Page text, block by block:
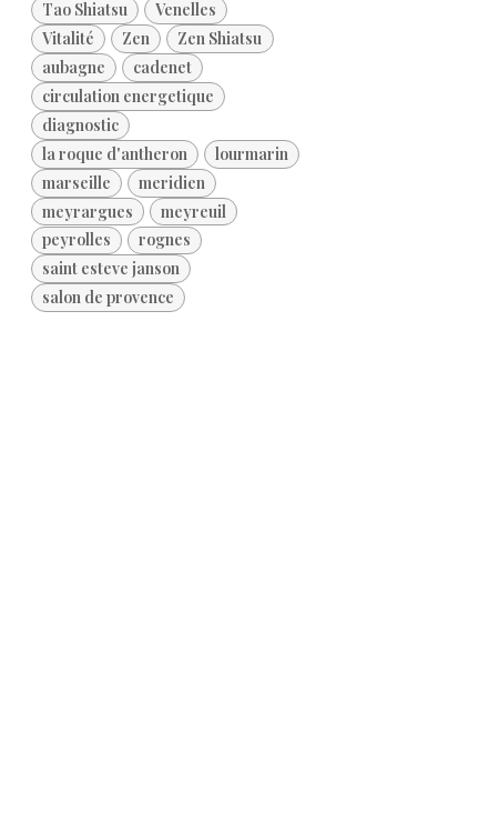
Tao Shiatsu
Venelles
Vitalité
Zen
Zen Shiatsu
aubagne
cadenet
circulation energetique
diagnostic
la roque d'antheron
lourmarin
marseille
meridien
meyrargues
meyreuil
peyrolles
rognes
saint esteve janson
salon de provence